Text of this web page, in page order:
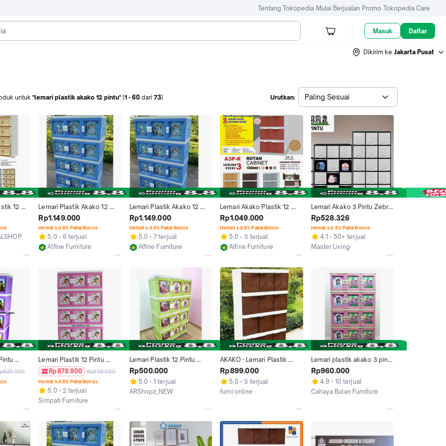
Tentang Tokopedia Mulai Berjualan Promo Tokopedia Care
Masuk Daftar
Dikirim ke Jakarta Pusat
untuk "lemari plastik akako 12 pintu" (1 -60 dari 73) Urutkan: Paling Sesuai
12
A3P4
Lemari Plastik Akako 12
Pintu Printing (Paling
Termurah)
Rp1.149.000
Hemat s.d 8% Pakai Bonus
5.0
6 terjual
Alfine Furniture
Lemari Plastik Akako 12
Pintu Printing (Promo
Harga)
Rp1.149.000
Hemat s.d 8% Pakai Bonus
5.0
7 terjual
Alfine Furniture
Lemari Akako Plastik 12
Pintu Rotan
Rp1.049.000
Hemat s.d 8% Pakai Bonus
5.0
3 terjual
Alfine Furniture
Lemari Akako 3 Pintu Zebra
Pintu Sliding Roll Up Pintu
12 15 Susun 4 Susun 5
Furniture buffet ruang
Plastik
Rp528.326
Hemat s.d 8% Pakai Bonus
4.1
50+ terjual
Master Living
Ungu
Lemari Plastik 12 Pintu
Akako Dora Warna Pink
Rp878.900 Rp935.000
Hemat s.d 8% Pakai Bonus
5.0
2 terjual
Simpati Furniture
Lemari Plastik 12 Pintu
Akako Warna Hijau Gambar
Ultraman Bekas Berkualitas
Rp500.000
5.0
1 terjual
ARShopz_NEW
AKAKO - Lemari Plastik
Motif Rotan 12 Pintu Susun
4
Rp899.000
5.0
3 terjual
furni online
Lemari plastik akako 3 pintu
4 susun (12 pintu ) rotan
Rp960.000
4.9
10 terjual
Cahaya Bulan Furniture